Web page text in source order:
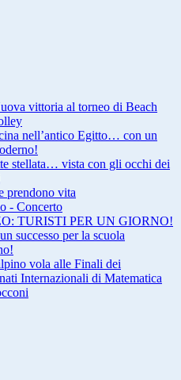
vittoria al torneo di Beach
nell’antico Egitto… con un
stellata… vista con gli occhi dei
prendono vita
- Concerto
TURISTI PER UN GIORNO!
successo per la scuola
vola alle Finali dei
Internazionali di Matematica